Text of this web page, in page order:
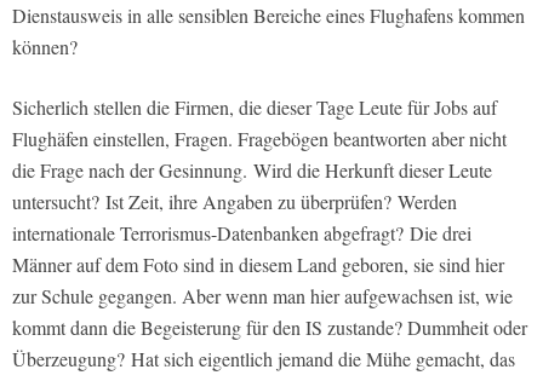
Dienstausweis in alle sensiblen Bereiche eines Flughafens kommen
können?
Sicherlich stellen die Firmen, die dieser Tage Leute für Jobs auf
Flughäfen einstellen, Fragen. Fragebögen beantworten aber nicht
die Frage nach der Gesinnung. Wird die Herkunft dieser Leute
untersucht? Ist Zeit, ihre Angaben zu überprüfen? Werden
internationale Terrorismus-Datenbanken abgefragt? Die drei
Männer auf dem Foto sind in diesem Land geboren, sie sind hier
zur Schule gegangen. Aber wenn man hier aufgewachsen ist, wie
kommt dann die Begeisterung für den IS zustande? Dummheit oder
Überzeugung? Hat sich eigentlich jemand die Mühe gemacht, das